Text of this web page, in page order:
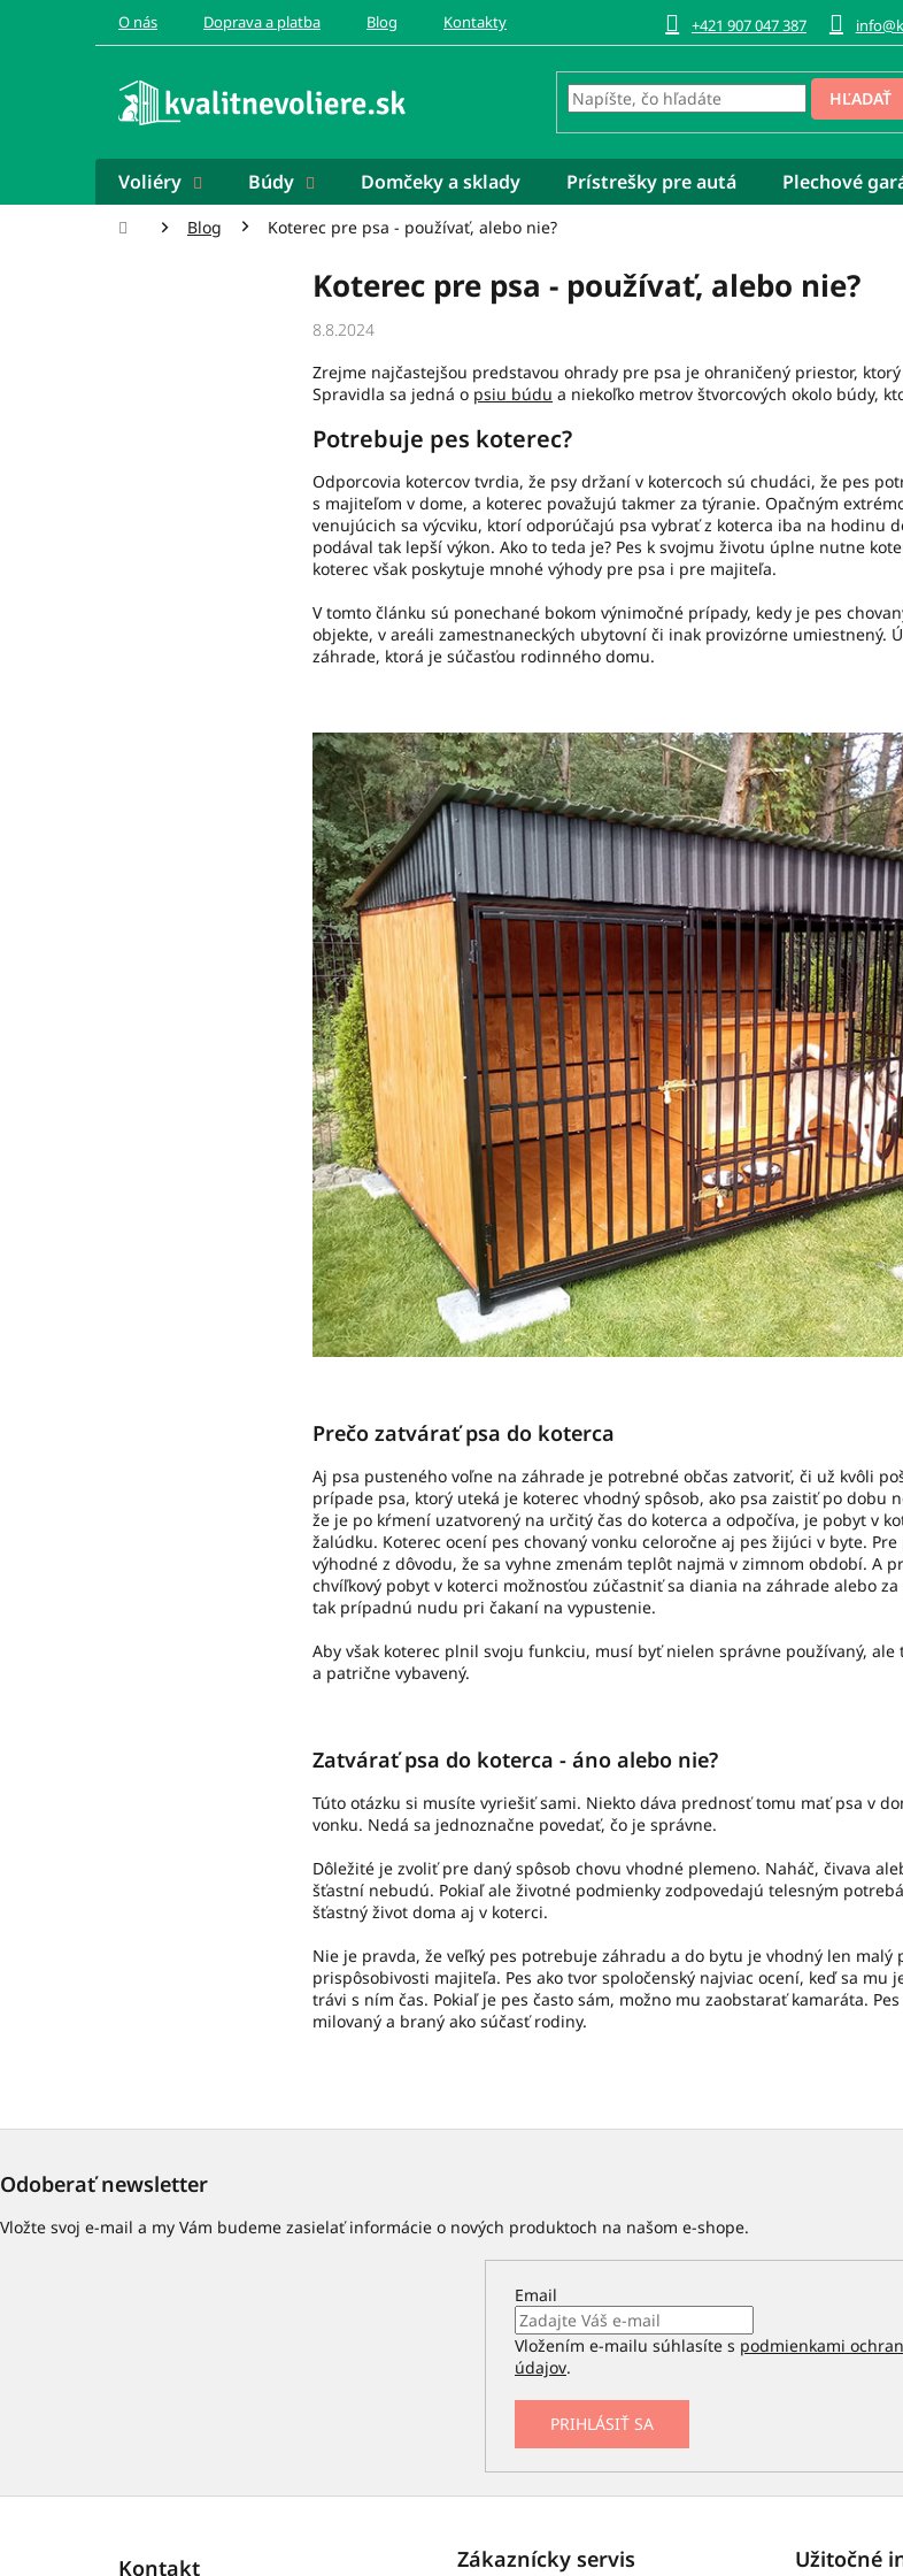
+421 907 047 387
O nás Doprava a platba Blog Kontakty
HĽADAŤ
Voliéry Búdy Domčeky a sklady Prístrešky pre autá Plechové
DomovBlog Koterec pre psa - používať, alebo nie?
Koterec pre psa - používať, alebo nie?
8.8.2024
Zrejme najčastejšou predstavou ohrady pre psa je ohraničený priestor,
Spravidla sa jedná o psiu búdu a niekoľko metrov štvorcových okolo búdy,
Potrebuje pes koterec?
Odporcovia kotercov tvrdia, že psy držaní v kotercoch sú chudáci, že pes
s majiteľom v dome, a koterec považujú takmer za týranie. Opačným
venujúcich sa výcviku, ktorí odporúčajú psa vybrať z koterca iba na hodinu
podával tak lepší výkon. Ako to teda je? Pes k svojmu životu úplne nutne
koterec však poskytuje mnohé výhody pre psa i pre majiteľa.
V tomto článku sú ponechané bokom výnimočné prípady, kedy je pes
objekte, v areáli zamestnaneckých ubytovní či inak provizórne umiestnený.
záhrade, ktorá je súčasťou rodinného domu.
Prečo zatvárať psa do koterca
Aj psa pusteného voľne na záhrade je potrebné občas zatvoriť, či už kvôli
prípade psa, ktorý uteká je koterec vhodný spôsob, ako psa zaistiť po dobu
že je po kŕmení uzatvorený na určitý čas do koterca a odpočíva, je pobyt v
žalúdku. Koterec ocení pes chovaný vonku celoročne aj pes žijúci v byte.
výhodné z dôvodu, že sa vyhne zmenám teplôt najmä v zimnom období. A
chvíľkový pobyt v koterci možnosťou zúčastniť sa diania na záhrade alebo
tak prípadnú nudu pri čakaní na vypustenie.
Aby však koterec plnil svoju funkciu, musí byť nielen správne používaný,
a patrične vybavený.
Zatvárať psa do koterca - áno alebo nie?
Túto otázku si musíte vyriešiť sami. Niekto dáva prednosť tomu mať psa v
vonku. Nedá sa jednoznačne povedať, čo je správne.
Dôležité je zvoliť pre daný spôsob chovu vhodné plemeno. Naháč, čivava
šťastní nebudú. Pokiaľ ale životné podmienky zodpovedajú telesným
šťastný život doma aj v koterci.
Nie je pravda, že veľký pes potrebuje záhradu a do bytu je vhodný len malý
prispôsobivosti majiteľa. Pes ako tvor spoločenský najviac ocení, keď sa mu
trávi s ním čas. Pokiaľ je pes často sám, možno mu zaobstarať kamaráta.
milovaný a braný ako súčasť rodiny.
Odoberať newsletter
Vložte svoj e-mail a my Vám budeme zasielať informácie o nových produktoch na našom e-shope.
Email
Vložením e-mailu súhlasíte s podmienkami
údajov.
PRIHLÁSIŤ SA
Z
Kontakt Zákaznícky servis Užitočné